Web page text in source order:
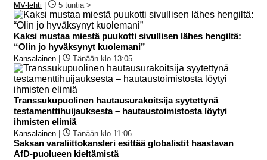
MV-lehti 5 tuntia >
Kaksi mustaa miestä puukotti sivullisen lähes hengiltä:
“Olin jo hyväksynyt kuolemani”
Kansalainen Tänään klo 13:05
Transsukupuolinen hautausurakoitsija syytettynä
testamenttihuijauksesta – hautaustoimistosta löytyi
ihmisten elimiä
Kansalainen Tänään klo 11:06
Saksan varaliittokansleri esittää globalistit haastavan
AfD-puolueen kieltämistä